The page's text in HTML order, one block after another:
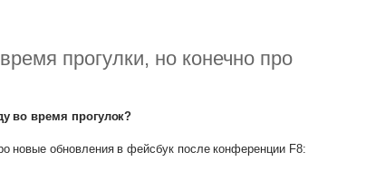
прогулки, но конечно про
во время прогулок?
новые обновления в фейсбук после конференции F8: